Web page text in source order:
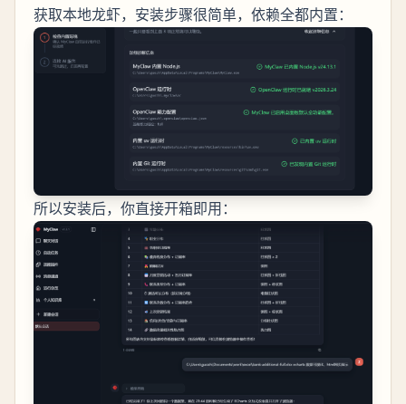
获取本地龙虾，安装步骤很简单，依赖全都内置：
所以安装后，你直接开箱即用：